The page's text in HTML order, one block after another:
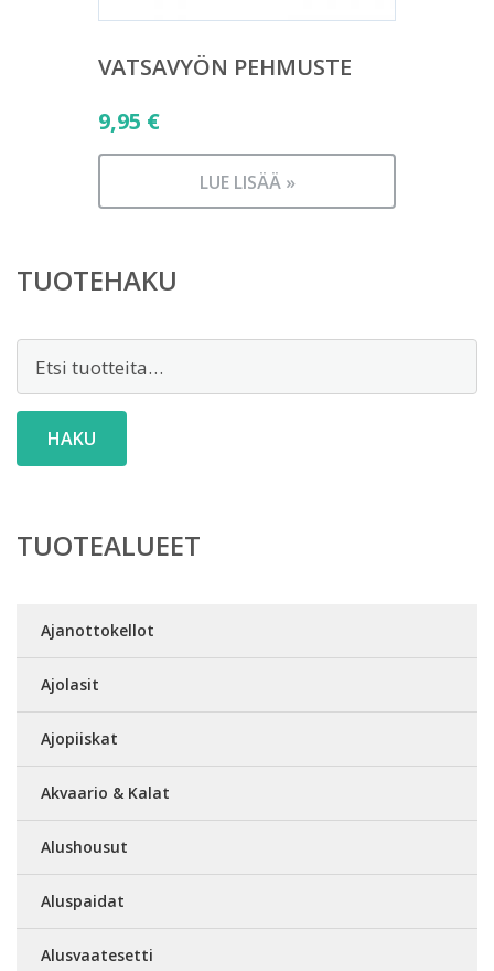
VATSAVYÖN PEHMUSTE
9,95 €
LUE LISÄÄ »
TUOTEHAKU
HAKU
TUOTEALUEET
Ajanottokellot
Ajolasit
Ajopiiskat
Akvaario & Kalat
Alushousut
Aluspaidat
Alusvaatesetti